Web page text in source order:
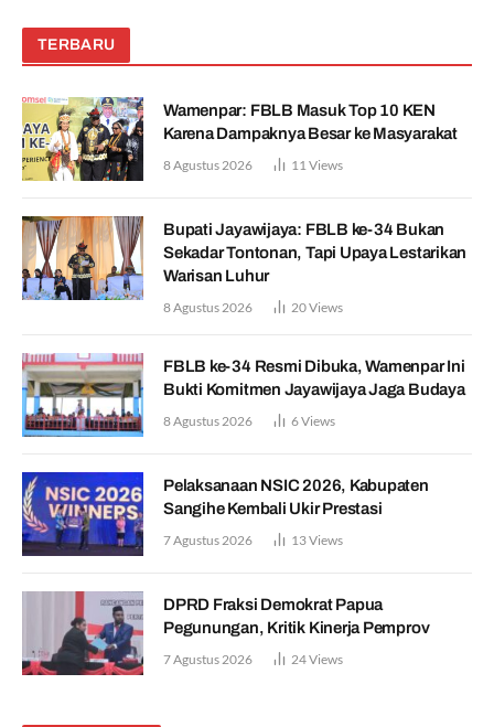
TERBARU
Wamenpar: FBLB Masuk Top 10 KEN
Karena Dampaknya Besar ke Masyarakat
8 Agustus 2026 11 Views
Bupati Jayawijaya: FBLB ke-34 Bukan
Sekadar Tontonan, Tapi Upaya Lestarikan
Warisan Luhur
8 Agustus 2026 20Views
FBLB ke-34 Resmi Dibuka, Wamenpar Ini
Bukti Komitmen Jayawijaya Jaga Budaya
8 Agustus 2026 6Views
Pelaksanaan NSIC 2026, Kabupaten
Sangihe Kembali Ukir Prestasi
7 Agustus 2026 13Views
DPRD Fraksi Demokrat Papua
Pegunungan, Kritik Kinerja Pemprov
7 Agustus 2026 24Views